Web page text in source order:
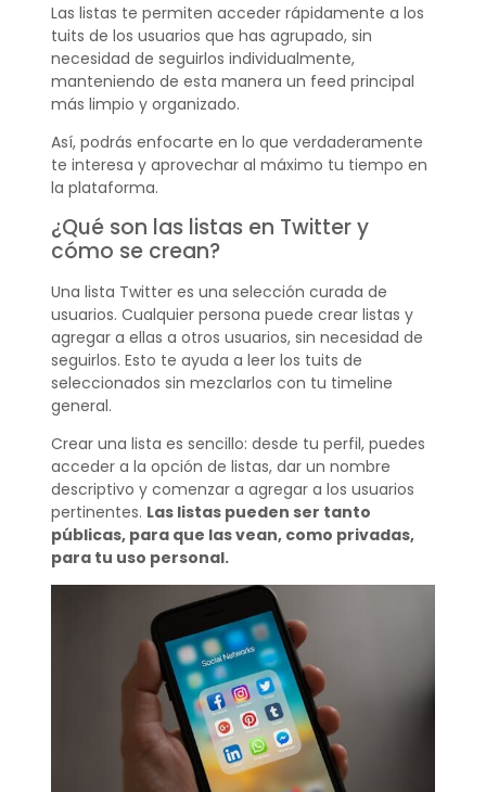
Las listas te permiten acceder rápidamente a los
tuits de los usuarios que has agrupado, sin
necesidad de seguirlos individualmente,
manteniendo de esta manera un feed principal
más limpio y organizado.
Así, podrás enfocarte en lo que verdaderamente
te interesa y aprovechar al máximo tu tiempo en
la plataforma.
¿Qué son las listas en Twitter y
cómo se crean?
Una lista Twitter es una selección curada de
usuarios. Cualquier persona puede crear listas y
agregar a ellas a otros usuarios, sin necesidad de
seguirlos. Esto te ayuda a leer los tuits de
seleccionados sin mezclarlos con tu timeline
general.
Crear una lista es sencillo: desde tu perfil, puedes
acceder a la opción de listas, dar un nombre
descriptivo y comenzar a agregar a los usuarios
pertinentes. Las listas pueden ser tanto
públicas, para que las vean, como privadas,
para tu uso personal.